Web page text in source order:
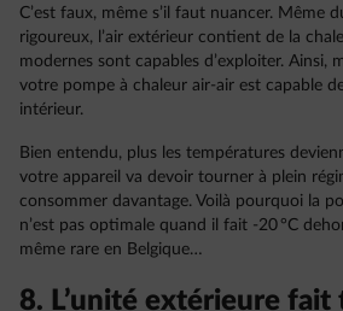
C’est faux, même s’il faut nuancer. Même
rigoureux, l’air extérieur contient de la
modernes sont capables d’exploiter. Ainsi,
votre pompe à chaleur air-air est capable
intérieur.
Bien entendu, plus les températures
votre appareil va devoir tourner à plein
consommer davantage. Voilà pourquoi la
n’est pas optimale quand il fait -20 °C
même rare en Belgique…
8. L’unité extérieure